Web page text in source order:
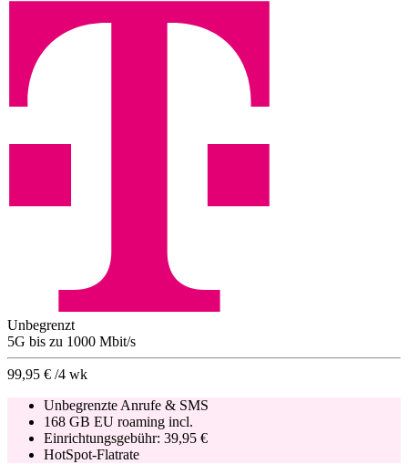
Unbegrenzt
5G bis zu 1000 Mbit/s
99,95 € /4 wk
Unbegrenzte Anrufe & SMS
168 GB EU roaming incl.
Einrichtungsgebühr: 39,95 €
HotSpot-Flatrate